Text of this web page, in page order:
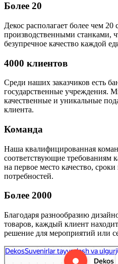
Более 20
Декос располагает более чем
производственными станками,
безупречное качество каждой
4000 клиентов
Среди наших заказчиков есть
государственные учреждения.
качественные и уникальные
клиента.
Команда
Наша квалифицированная
соответствующие требованиям
на первое место качество,
потребностей.
Более 2000
Благодаря разнообразию
товаров, каждый клиент
решение для мероприятий или